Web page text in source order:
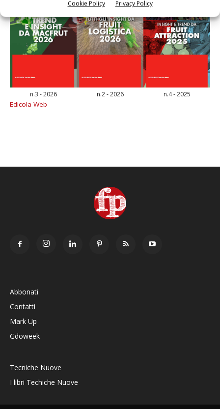
Cookie Policy Privacy Policy
n.3 - 2026 n.2 - 2026 n.4 - 2025
Edicola Web
Abbonati
Contatti
Mark Up
Gdoweek
Tecniche Nuove
I libri Techiche Nuove